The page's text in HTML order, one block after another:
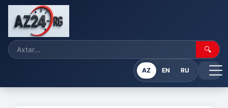
🔍
AZ EN RU